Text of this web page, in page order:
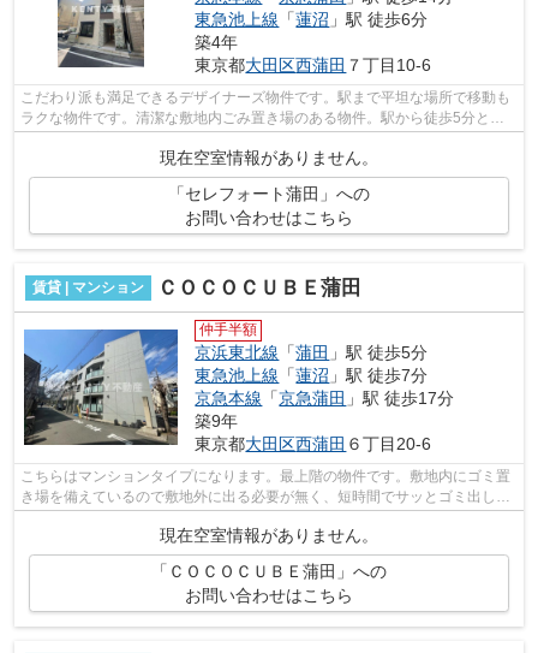
東急池上線 「蓮沼 」駅 徒歩6分
築4年
東京都大田区西蒲田 ７丁目10-6
こだわり派も満足できるデザイナーズ物件です。駅まで平坦な場所で移動も
ラクな物件です。清潔な敷地内ごみ置き場のある物件。駅から徒歩5分とい
現在空室情報がありません。
「セレフォート蒲田」への
お問い合わせはこちら
賃貸 | マンション ＣＯＣＯＣＵＢＥ蒲田
仲手半額
京浜東北線 「蒲田 」駅 徒歩5分
東急池上線 「蓮沼 」駅 徒歩7分
京急本線 「京急蒲田 」駅 徒歩17分
築9年
東京都大田区西蒲田 ６丁目20-6
こちらはマンションタイプになります。最上階の物件です。敷地内にゴミ置
き場を備えているので敷地外に出る必要が無く、短時間でサッとゴミ出しを
終えられます。徒歩5分で駅にアクセス...
現在空室情報がありません。
「ＣＯＣＯＣＵＢＥ蒲田」への
お問い合わせはこちら